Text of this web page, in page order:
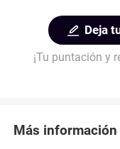
Deja
¡Tu puntación y
Más información